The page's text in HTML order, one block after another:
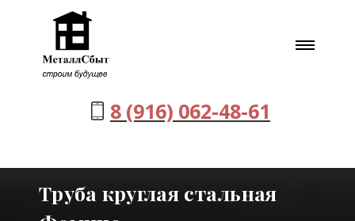
8 (916) 062-48-61
Труба круглая стальная